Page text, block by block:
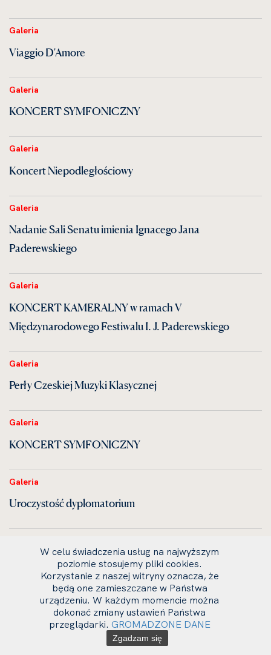
Galeria
Viaggio D'Amore
Galeria
KONCERT SYMFONICZNY
Galeria
Koncert Niepodległościowy
Galeria
Nadanie Sali Senatu imienia Ignacego Jana
Paderewskiego
Galeria
KONCERT KAMERALNY w ramach V
Międzynarodowego Festiwalu I. J. Paderewskiego
Galeria
Perły Czeskiej Muzyki Klasycznej
Galeria
KONCERT SYMFONICZNY
Galeria
Uroczystość dyplomatorium
VIOLA ORGANISTA — zrealizowany zamysł Leonardo
da Vinci
Koncert w wykonaniu studentów Litewskiej Akademii
W celu świadczenia usług na najwyższym
poziomie stosujemy pliki cookies.
Korzystanie z naszej witryny oznacza, że
będą one zamieszczane w Państwa
urządzeniu. W każdym momencie można
dokonać zmiany ustawień Państwa
przeglądarki. GROMADZONE DANE
Zgadzam się